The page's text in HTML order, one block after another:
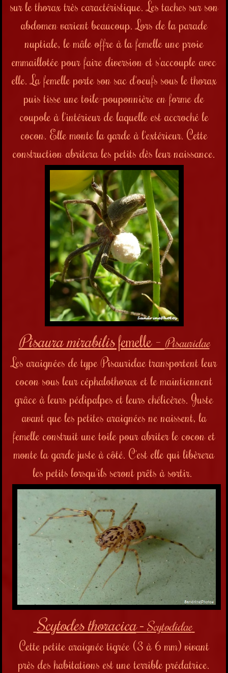
sur le thorax très caractéristique. Les taches sur son
abdomen varient beaucoup. Lors de la parade
nuptiale, le mâle offre à la femelle une proie
emmaillotée pour faire diversion et s'accouple avec
elle. La femelle porte son sac d'oeufs sous le thorax
puis tisse une toile-pouponnière en forme de
coupole à l'intérieur de laquelle est accroché le
cocon. Elle monte la garde à l'extérieur. Cette
construction abritera les petits dès leur naissance.
Pisaura mirabilisfemelle - Pisauridae
Les araignées de type Pisauridae transportent leur
cocon sous leur céphalothorax et le maintiennent
grâce à leurs pédipalpes et leurs chélicères. Juste
avant que les petites araignées ne naissent, la
femelle construit une toile pour abriter le cocon et
monte la garde juste à côté. C'est elle qui libèrera
les petits lorsqu'ils seront prêts à sortir.
Scytodes thoracica- Scytodidae
Cette petite araignée tigrée (3 à 6 mm) vivant
près des habitations est une terrible prédatrice.